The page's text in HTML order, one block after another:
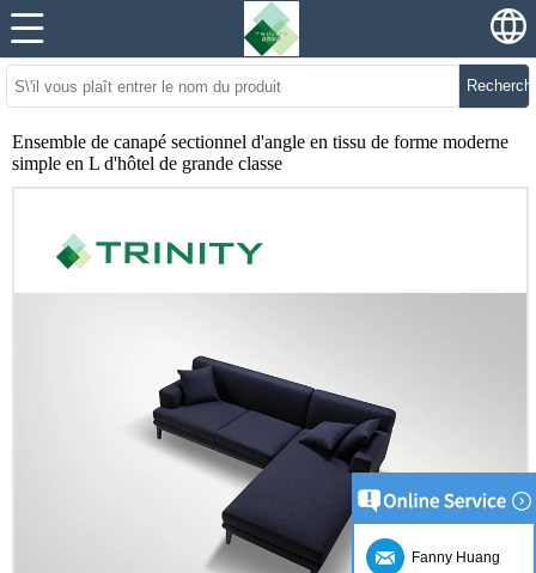
Ensemble de canapé sectionnel d'angle en tissu de forme moderne
simple en L d'hôtel de grande classe
Fanny Huang